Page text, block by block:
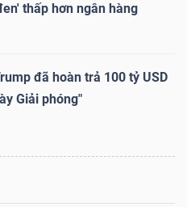
thấp hơn ngân hàng
đã hoàn trả 100 tỷ USD
Giải phóng"